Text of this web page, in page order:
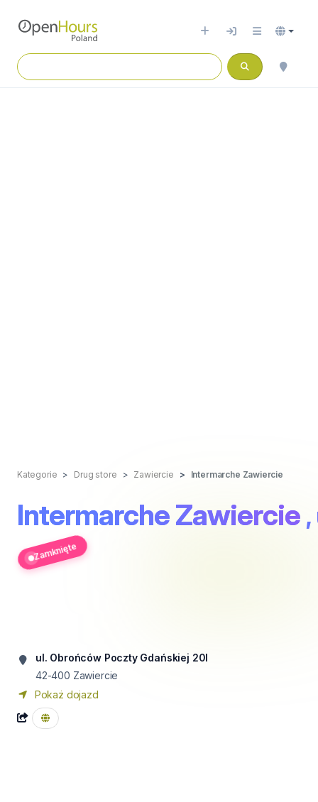
Kategorie Drug store Zawiercie Intermarche Zawiercie
Intermarche Zawiercie
Zamknięte
ul. Obrońców Poczty Gdańskiej 20I
42-400 Zawiercie
Pokaż dojazd